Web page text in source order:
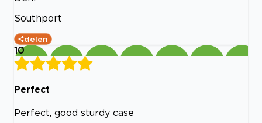
Southport
delen
10
Perfect
Perfect, good sturdy case